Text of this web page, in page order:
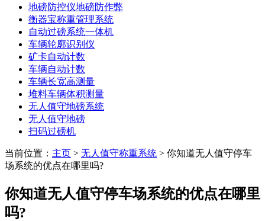
地磅防控仪地磅防作弊
衡器宝称重管理系统
自动过磅系统一体机
车辆轮廓识别仪
矿卡自动计数
车辆自动计数
车辆长宽高测量
堆料车辆体积测量
无人值守地磅系统
无人值守地磅
扫码过磅机
当前位置： 主页 > 无人值守称重系统 > 你知道无人值守停车
场系统的优点在哪里吗?
你知道无人值守停车场系统的优点在哪里
吗?